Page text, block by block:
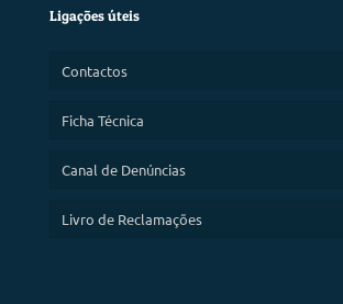
Ligações úteis
Contactos
Ficha Técnica
Canal de Denúncias
Livro de Reclamações